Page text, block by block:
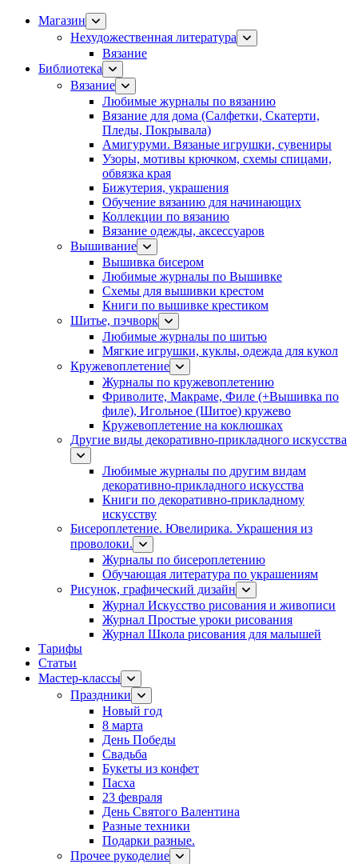
Магазин
Нехудожественная литература
Вязание
Библиотека
Вязание
Любимые журналы по вязанию
Вязание для дома (Салфетки, Скатерти,
Пледы, Покрывала)
Амигуруми. Вязаные игрушки, сувениры
Узоры, мотивы крючком, схемы спицами,
обвязка края
Бижутерия, украшения
Обучение вязанию для начинающих
Коллекции по вязанию
Вязание одежды, аксессуаров
Вышивание
Вышивка бисером
Любимые журналы по Вышивке
Схемы для вышивки крестом
Книги по вышивке крестиком
Шитье, пэчворк
Любимые журналы по шитью
Мягкие игрушки, куклы, одежда для кукол
Кружевоплетение
Журналы по кружевоплетению
Фриволите, Макраме, Филе (+Вышивка по
филе), Игольное (Шитое) кружево
Кружевоплетение на коклюшках
Другие виды декоративно-прикладного искусства
Любимые журналы по другим видам
декоративно-прикладного искусства
Книги по декоративно-прикладному
искусству
Бисероплетение. Ювелирика. Украшения из
проволоки.
Журналы по бисероплетению
Обучающая литература по украшениям
Рисунок, графический дизайн
Журнал Искусство рисования и живописи
Журнал Простые уроки рисования
Журнал Школа рисования для малышей
Тарифы
Статьи
Мастер-классы
Праздники
Новый год
8 марта
День Победы
Свадьба
Букеты из конфет
Пасха
23 февраля
День Святого Валентина
Разные техники
Подарки разные.
Прочее рукоделие